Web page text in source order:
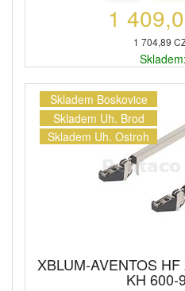
1
1 704,89
Skladem Boskovice
Skladem Uh. Brod
Skladem Uh. Ostroh
XBLUM-AVENTOS
KH 600-